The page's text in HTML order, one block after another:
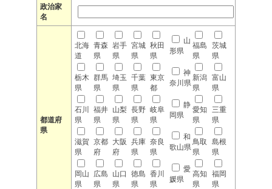
政治家
名
都道府
県
北海
道
青森
県
岩手
県
宮城
県
秋田
県
山
形県
福島
県
茨城
県
栃木
県
群馬
県
埼玉
県
千葉
県
東京
都
神
奈川県
新潟
県
富山
県
石川
県
福井
県
山梨
県
長野
県
岐阜
県
静
岡県
愛知
県
三重
県
滋賀
県
京都
府
大阪
府
兵庫
県
奈良
県
和
歌山県
鳥取
県
島根
県
岡山
県
広島
県
山口
県
徳島
県
香川
県
愛
媛県
高知
県
福岡
県